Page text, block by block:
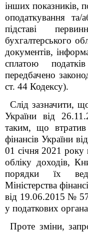
інших показників,
оподаткування та/
підставі
бухгалтерського
документів,
сплатою
передбачено
ст. 44 Кодексу).
Слід зазначити,
України від
таким, що втратив
фінансів України
01 січня 2021 року
обліку доходів,
порядки їх
Міністерства
від 19.06.2015 №
у податкових
Проте зміни,